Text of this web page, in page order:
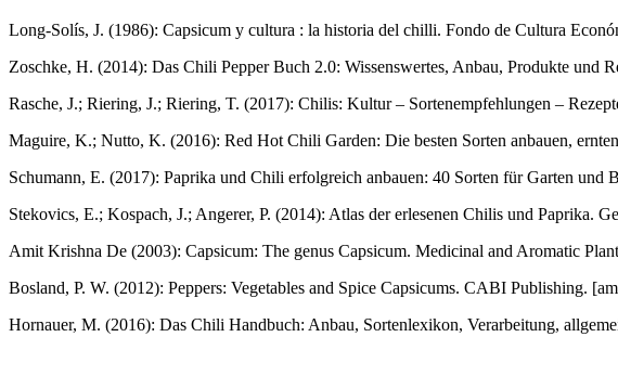
Long-Solís, J. (1986): Capsicum y cultura : la historia del chilli. Fondo de Cultura
Zoschke, H. (2014): Das Chili Pepper Buch 2.0: Wissenswertes, Anbau, Produkte und
Rasche, J.; Riering, J.; Riering, T. (2017): Chilis: Kultur – Sortenempfehlungen –
Maguire, K.; Nutto, K. (2016): Red Hot Chili Garden: Die besten Sorten anbauen,
Schumann, E. (2017): Paprika und Chili erfolgreich anbauen: 40 Sorten für Garten und
Stekovics, E.; Kospach, J.; Angerer, P. (2014): Atlas der erlesenen Chilis und Paprika.
Amit Krishna De (2003): Capsicum: The genus Capsicum. Medicinal and Aromatic
Bosland, P. W. (2012): Peppers: Vegetables and Spice Capsicums. CABI Publishing.
Hornauer, M. (2016): Das Chili Handbuch: Anbau, Sortenlexikon, Verarbeitung,